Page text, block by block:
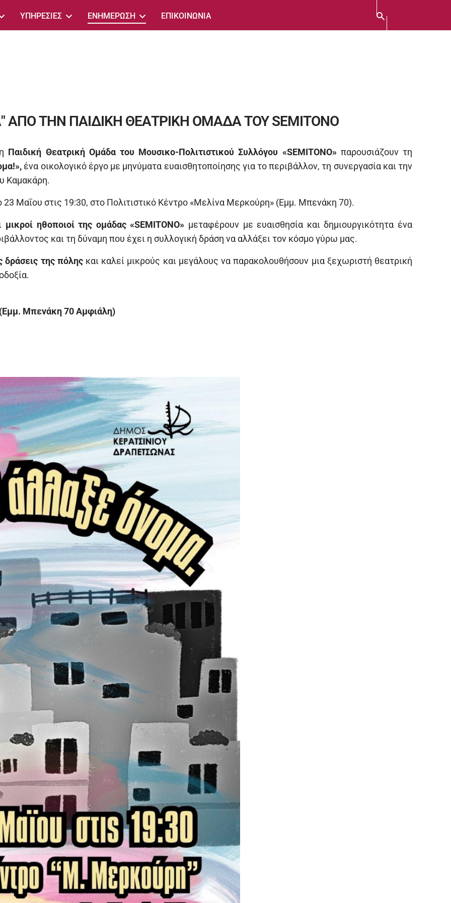
ΥΠΗΡΕΣΙΕΣ ΕΝΗΜΕΡΩΣΗ ΕΠΙΚΟΙΝΩΝΙΑ
ΤΗΝ ΠΑΙΔΙΚΗ ΘΕΑΤΡΙΚΗ ΟΜΑΔΑ ΤΟΥ SEMITONO
Παιδική Θεατρική Ομάδα του Μουσικο-Πολιτιστικού Συλλόγου «SEMITONO»παρουσιάζουν τη
ένα οικολογικό έργο με μηνύματα ευαισθητοποίησης για το περιβάλλον, τη συνεργασία και την
Καμακάρη.
Μαΐου στις 19:30, στο Πολιτιστικό Κέντρο «Μελίνα Μερκούρη» (Εμμ. Μπενάκη 70).
μικροί ηθοποιοί της ομάδας «SEMITONO» μεταφέρουν με ευαισθησία και δημιουργικότητα ένα
και τη δύναμη που έχει η συλλογική δράση να αλλάξει τον κόσμο γύρω μας.
δράσεις της πόληςκαι καλεί μικρούς και μεγάλους να παρακολουθήσουν μια ξεχωριστή θεατρική
Μπενάκη 70 Αμφιάλη)